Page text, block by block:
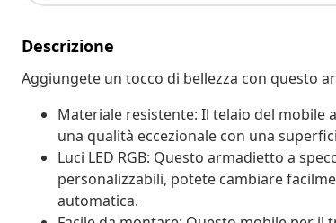
Descrizione
Aggiungete un tocco di bellezza con questo
Materiale resistente: Il telaio del mobile
una qualità eccezionale con una
Luci LED RGB: Questo armadietto a
personalizzabili, potete cambiare
automatica.